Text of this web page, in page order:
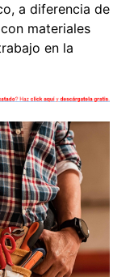
a diferencia de
materiales
en la